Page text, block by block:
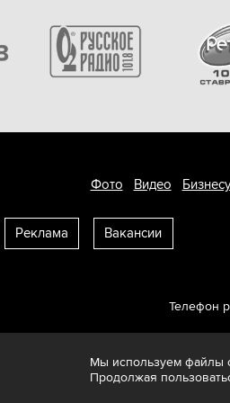
Фото Видео
Реклама Вакансии
Телефон
Мы используем файлы
Продолжая